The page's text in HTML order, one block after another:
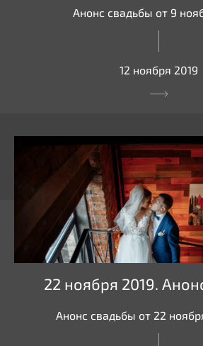
Анонс свадьбы от 9
12 ноября 2019
22 ноября 2019.
Анонс свадьбы от 22